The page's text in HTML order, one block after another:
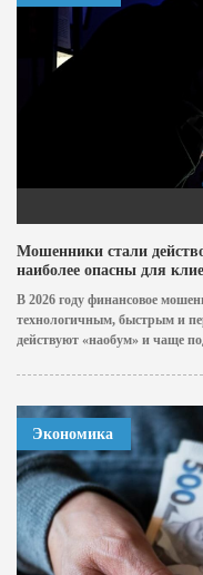
Мошенники стали
наиболее опасны для
В 2026 году финансовое
технологичным, быстрым и
действуют «наобум» и чаще
Экономика